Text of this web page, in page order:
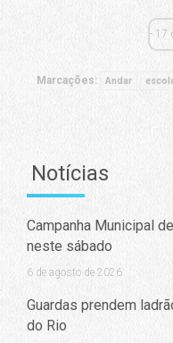
17
Marcações: Andar
Notícias
Campanha Municipal
neste sábado
6 de agosto de 2026
Guardas prendem
do Rio